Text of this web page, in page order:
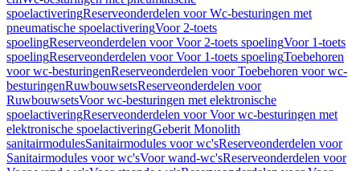
spoelactiveringReserveonderdelen voor Wc-besturingen met
pneumatische spoelactiveringVoor 2-toets
spoelingReserveonderdelen voor Voor 2-toets spoelingVoor 1-toets
spoelingReserveonderdelen voor Voor 1-toets spoelingToebehoren
voor wc-besturingenReserveonderdelen voor Toebehoren voor wc-
besturingenRuwbouwsetsReserveonderdelen voor
RuwbouwsetsVoor wc-besturingen met elektronische
spoelactiveringReserveonderdelen voor Voor wc-besturingen met
elektronische spoelactiveringGeberit Monolith
sanitairmodulesSanitairmodules voor wc'sReserveonderdelen voor
Sanitairmodules voor wc'sVoor wand-wc'sReserveonderdelen voor